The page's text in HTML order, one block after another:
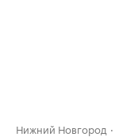
Нижний Новгород